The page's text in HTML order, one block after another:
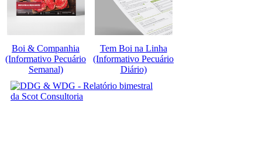
Boi & Companhia
(Informativo Pecuário
Semanal)
Tem Boi na Linha
(Informativo Pecuário
Diário)